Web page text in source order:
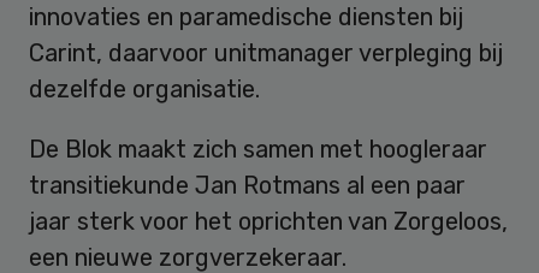
innovaties en paramedische diensten bij
Carint, daarvoor unitmanager verpleging bij
dezelfde organisatie.
De Blok maakt zich samen met hoogleraar
transitiekunde Jan Rotmans al een paar
jaar sterk voor het oprichten van Zorgeloos,
een nieuwe zorgverzekeraar.